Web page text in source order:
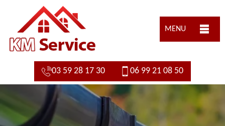
MENU
03 59 28 17 30 06 99 21 08 50